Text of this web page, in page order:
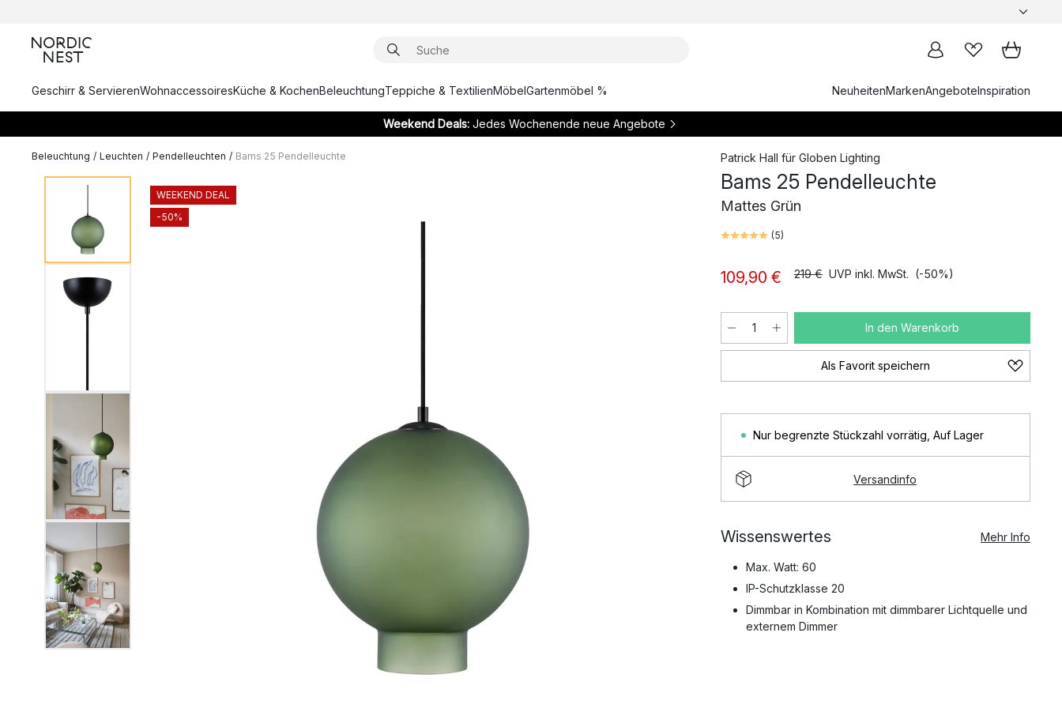
Geschirr & ServierenWohnaccessoiresKüche & KochenBeleuchtungTeppiche & TextilienMöbelGartenmöbel % NeuheitenMarkenAngeboteInspiration
Weekend Deals:Jedes Wochenende neue Angebote
Beleuchtung / Leuchten / Pendelleuchten / Bams 25 Pendelleuchte
WEEKEND DEAL
-50%
Patrick Hall für Globen Lighting
Bams 25 Pendelleuchte
Mattes Grün
(5)
109,90 € 219 € UVP inkl. MwSt. (-50%)
In den Warenkorb
Als Favorit speichern
Nur begrenzte Stückzahl vorrätig Auf Lager
Versandinfo
Wissenswertes Mehr Info
Max. Watt: 60
IP-Schutzklasse 20
Dimmbar in Kombination mit dimmbarer Lichtquelle und
externem Dimmer